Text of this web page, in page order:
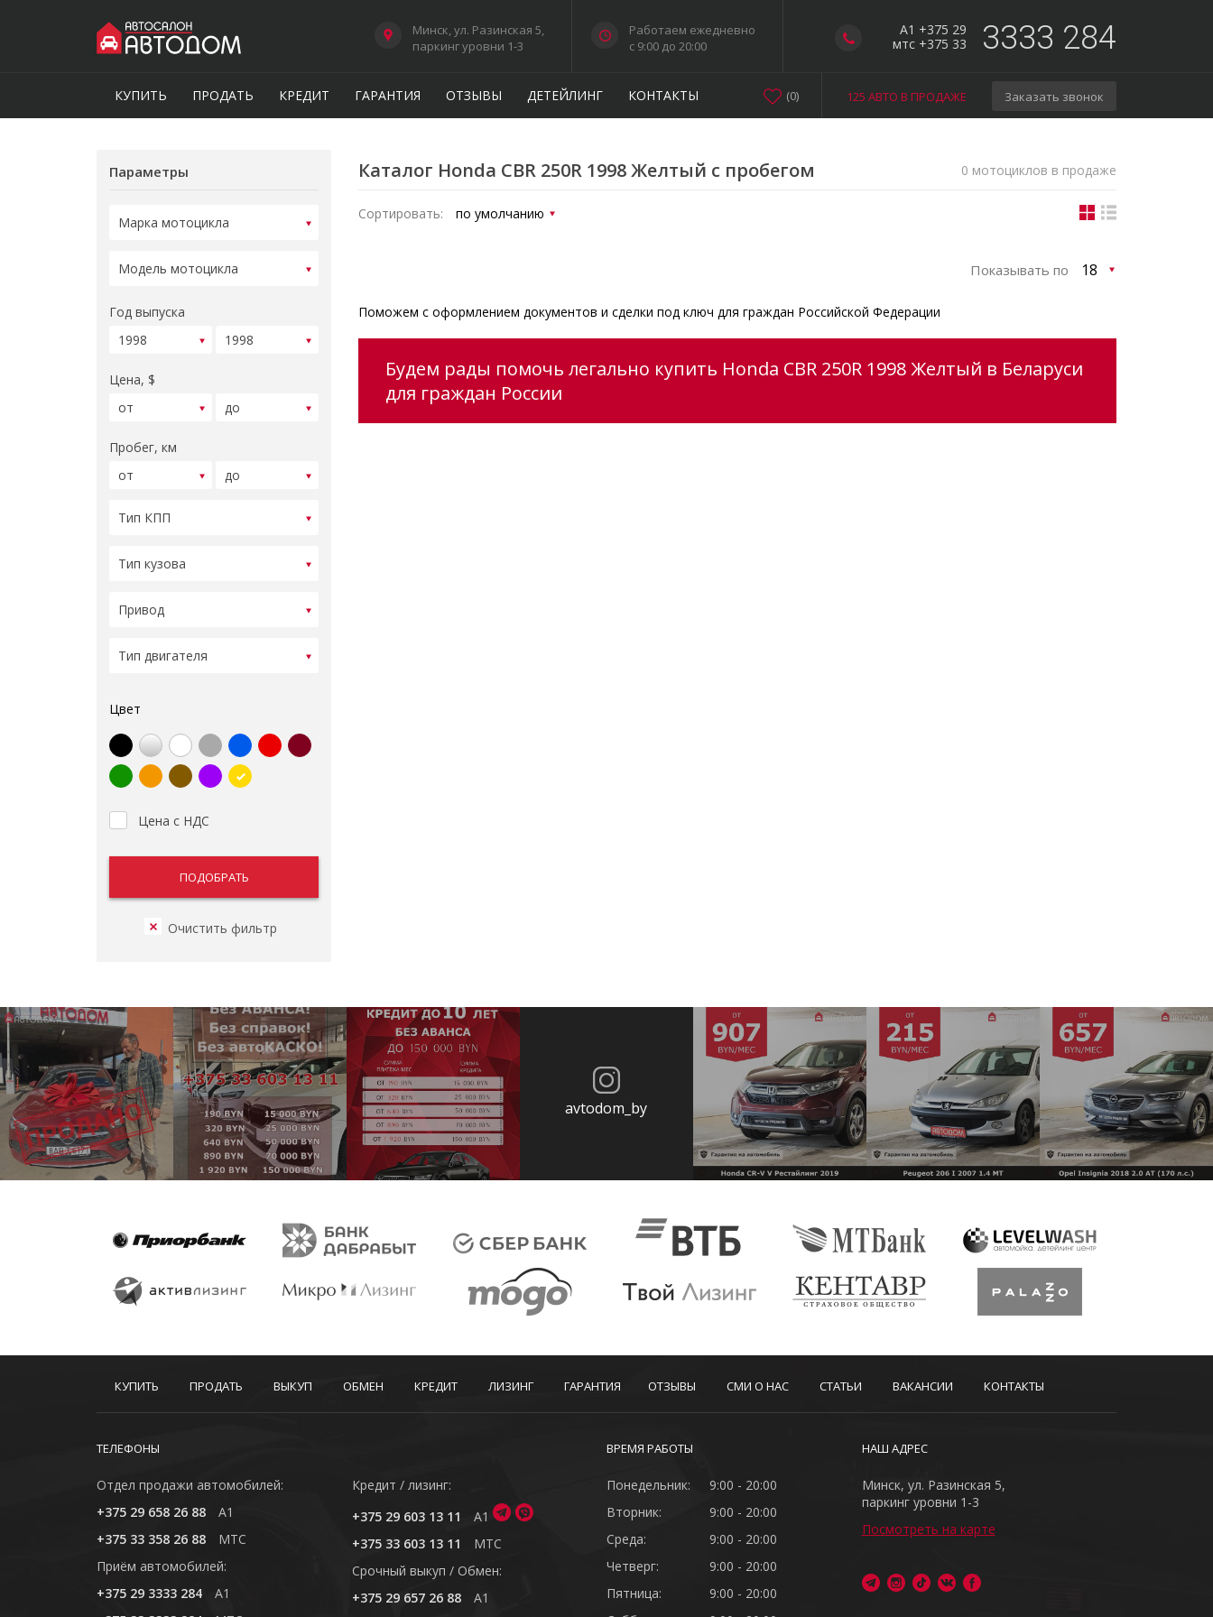
A1 +375 29
мтс +375 33
3333 284
Минск, ул. Разинская 5,
паркинг уровни 1-3
Работаем ежедневно
c 9:00 до 20:00
КУПИТЬ ПРОДАТЬ КРЕДИТ ГАРАНТИЯ ОТЗЫВЫ ДЕТЕЙЛИНГ КОНТАКТЫ 125 АВТО В ПРОДАЖЕ Заказать звонок
(0)
Параметры
Год выпуска
Цена, $
Пробег, км
Цвет
Цена с НДС
Каталог Honda CBR 250R 1998 Желтый с пробегом 0 мотоциклов в продаже
Сортировать:
Показывать по
Поможем с оформлением документов и сделки под ключ для граждан Российской Федерации
Будем рады помочь легально купить Honda CBR 250R 1998 Желтый в Беларуси
для граждан России
avtodom_by
КУПИТЬ ПРОДАТЬ ВЫКУП ОБМЕН КРЕДИТ ЛИЗИНГ ГАРАНТИЯ ОТЗЫВЫ СМИ О НАС СТАТЬИ ВАКАНСИИ КОНТАКТЫ
ТЕЛЕФОНЫ
Отдел продажи автомобилей:
+375 29 658 26 88
A1
+375 33 358 26 88
MTC
Приём автомобилей:
+375 29 3333 284
A1
Кредит / лизинг:
+375 29 603 13 11
A1
+375 33 603 13 11
MTC
Cрочный выкуп / Обмен:
+375 29 657 26 88
A1
ВРЕМЯ РАБОТЫ
Понедельник:
9:00 - 20:00
Вторник:
9:00 - 20:00
Среда:
9:00 - 20:00
Четверг:
9:00 - 20:00
Пятница:
9:00 - 20:00
НАШ АДРЕС
Минск, ул. Разинская 5,
паркинг уровни 1-3
Посмотреть на карте